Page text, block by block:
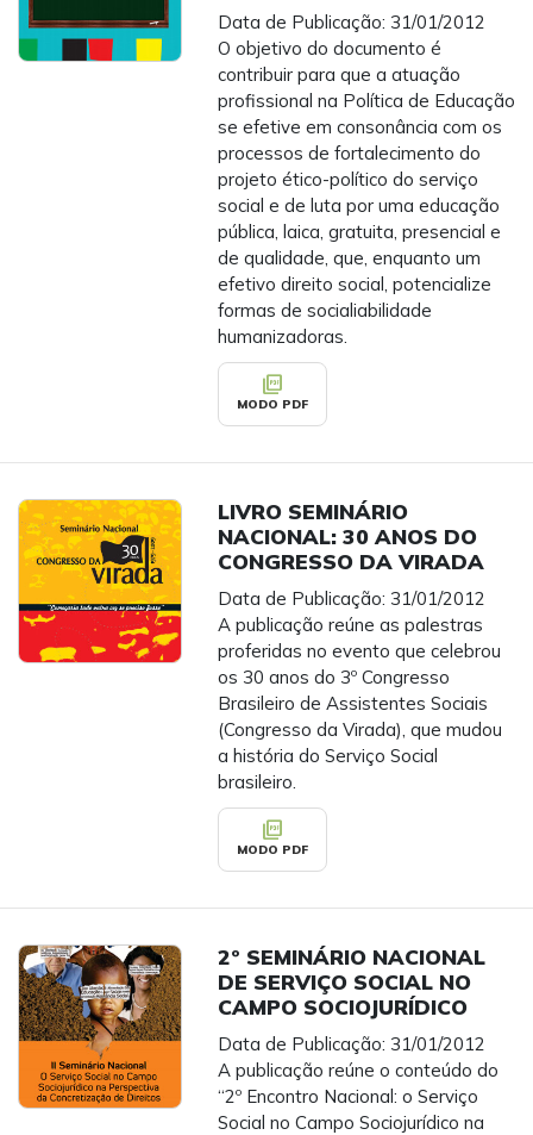
Data de Publicação: 31/01/2012
O objetivo do documento é
contribuir para que a atuação
profissional na Política de Educação
se efetive em consonância com os
processos de fortalecimento do
projeto ético-político do serviço
social e de luta por uma educação
pública, laica, gratuita, presencial e
de qualidade, que, enquanto um
efetivo direito social, potencialize
formas de socialiabilidade
humanizadoras.
picture_as_pdf
MODO PDF
LIVRO SEMINÁRIO
NACIONAL: 30 ANOS DO
CONGRESSO DA VIRADA
Data de Publicação: 31/01/2012
A publicação reúne as palestras
proferidas no evento que celebrou
os 30 anos do 3º Congresso
Brasileiro de Assistentes Sociais
(Congresso da Virada), que mudou
a história do Serviço Social
brasileiro.
picture_as_pdf
MODO PDF
2º SEMINÁRIO NACIONAL
DE SERVIÇO SOCIAL NO
CAMPO SOCIOJURÍDICO
Data de Publicação: 31/01/2012
A publicação reúne o conteúdo do
“2º Encontro Nacional: o Serviço
Social no Campo Sociojurídico na